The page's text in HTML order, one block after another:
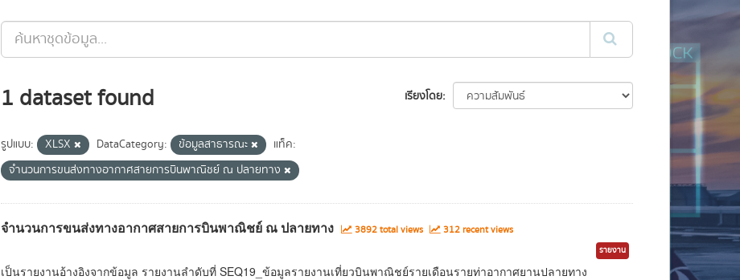
เรียงโดย
1 dataset found
รูปแบบ: XLSX DataCategory: ข้อมูลสาธารณะ
แท็ค:
จำนวนการขนส่งทางอากาศสายการบินพาณิชย์ ณ ปลายทาง
จำนวนการขนส่งทางอากาศสายการบินพาณิชย์ ณ ปลายทาง 3892 total views 312 recent views
รายงาน
เป็นรายงานอ้างอิงจากข้อมูล รายงานลำดับที่ SEQ19_ข้อมูลรายงานเที่ยวบินพาณิชย์รายเดือนรายท่าอากาศยานปลายทาง